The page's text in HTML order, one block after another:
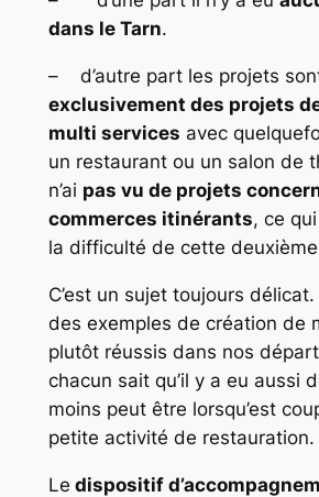
dans le Tarn.
– d’autre part les projets
exclusivement des projets
multi services avec
un restaurant ou un salon de
n’ai pas vu de projets
commerces itinérants, ce
la difficulté de cette
C’est un sujet toujours
des exemples de création de
plutôt réussis dans nos
chacun sait qu’il y a eu aussi
moins peut être lorsqu’est
petite activité de restauration.
Le dispositif